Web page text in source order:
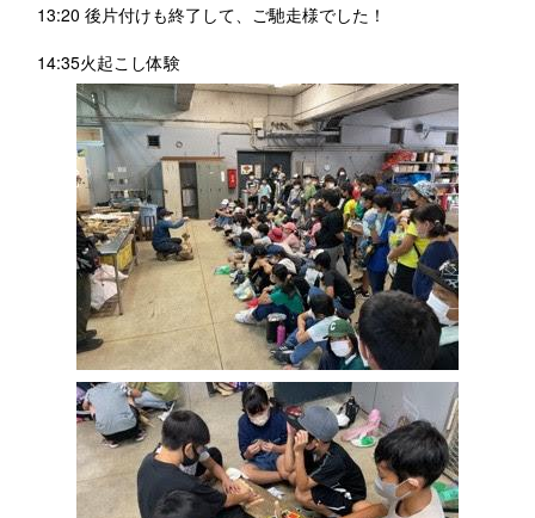
13:20 後片付けも終了して、ご馳走様でした！
14:35火起こし体験